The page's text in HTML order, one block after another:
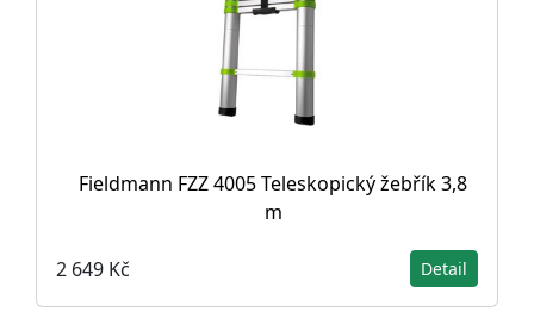
Fieldmann FZZ 4005 Teleskopický žebřík 3,8
m
2 649 Kč Detail